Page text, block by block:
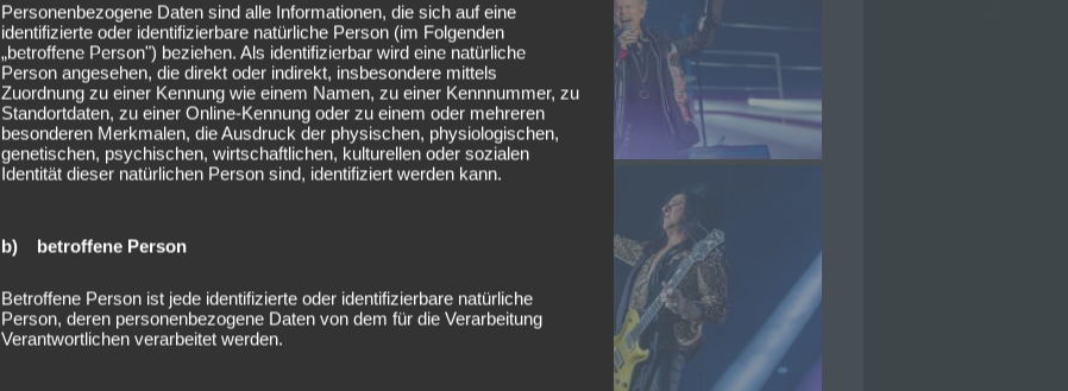
Personenbezogene Daten sind alle Informationen, die sich auf eine
identifizierte oder identifizierbare natürliche Person (im Folgenden
„betroffene Person") beziehen. Als identifizierbar wird eine natürliche
Person angesehen, die direkt oder indirekt, insbesondere mittels
Zuordnung zu einer Kennung wie einem Namen, zu einer Kennnummer, zu
Standortdaten, zu einer Online-Kennung oder zu einem oder mehreren
besonderen Merkmalen, die Ausdruck der physischen, physiologischen,
genetischen, psychischen, wirtschaftlichen, kulturellen oder sozialen
Identität dieser natürlichen Person sind, identifiziert werden kann.
b) betroffene Person
Betroffene Person ist jede identifizierte oder identifizierbare natürliche
Person, deren personenbezogene Daten von dem für die Verarbeitung
Verantwortlichen verarbeitet werden.